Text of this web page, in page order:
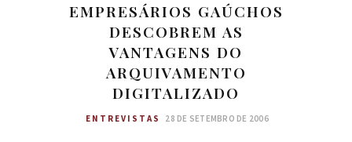
EMPRESÁRIOS GAÚCHOS
DESCOBREM AS
VANTAGENS DO
ARQUIVAMENTO
DIGITALIZADO
ENTREVISTAS 28 DE SETEMBRO DE 2006